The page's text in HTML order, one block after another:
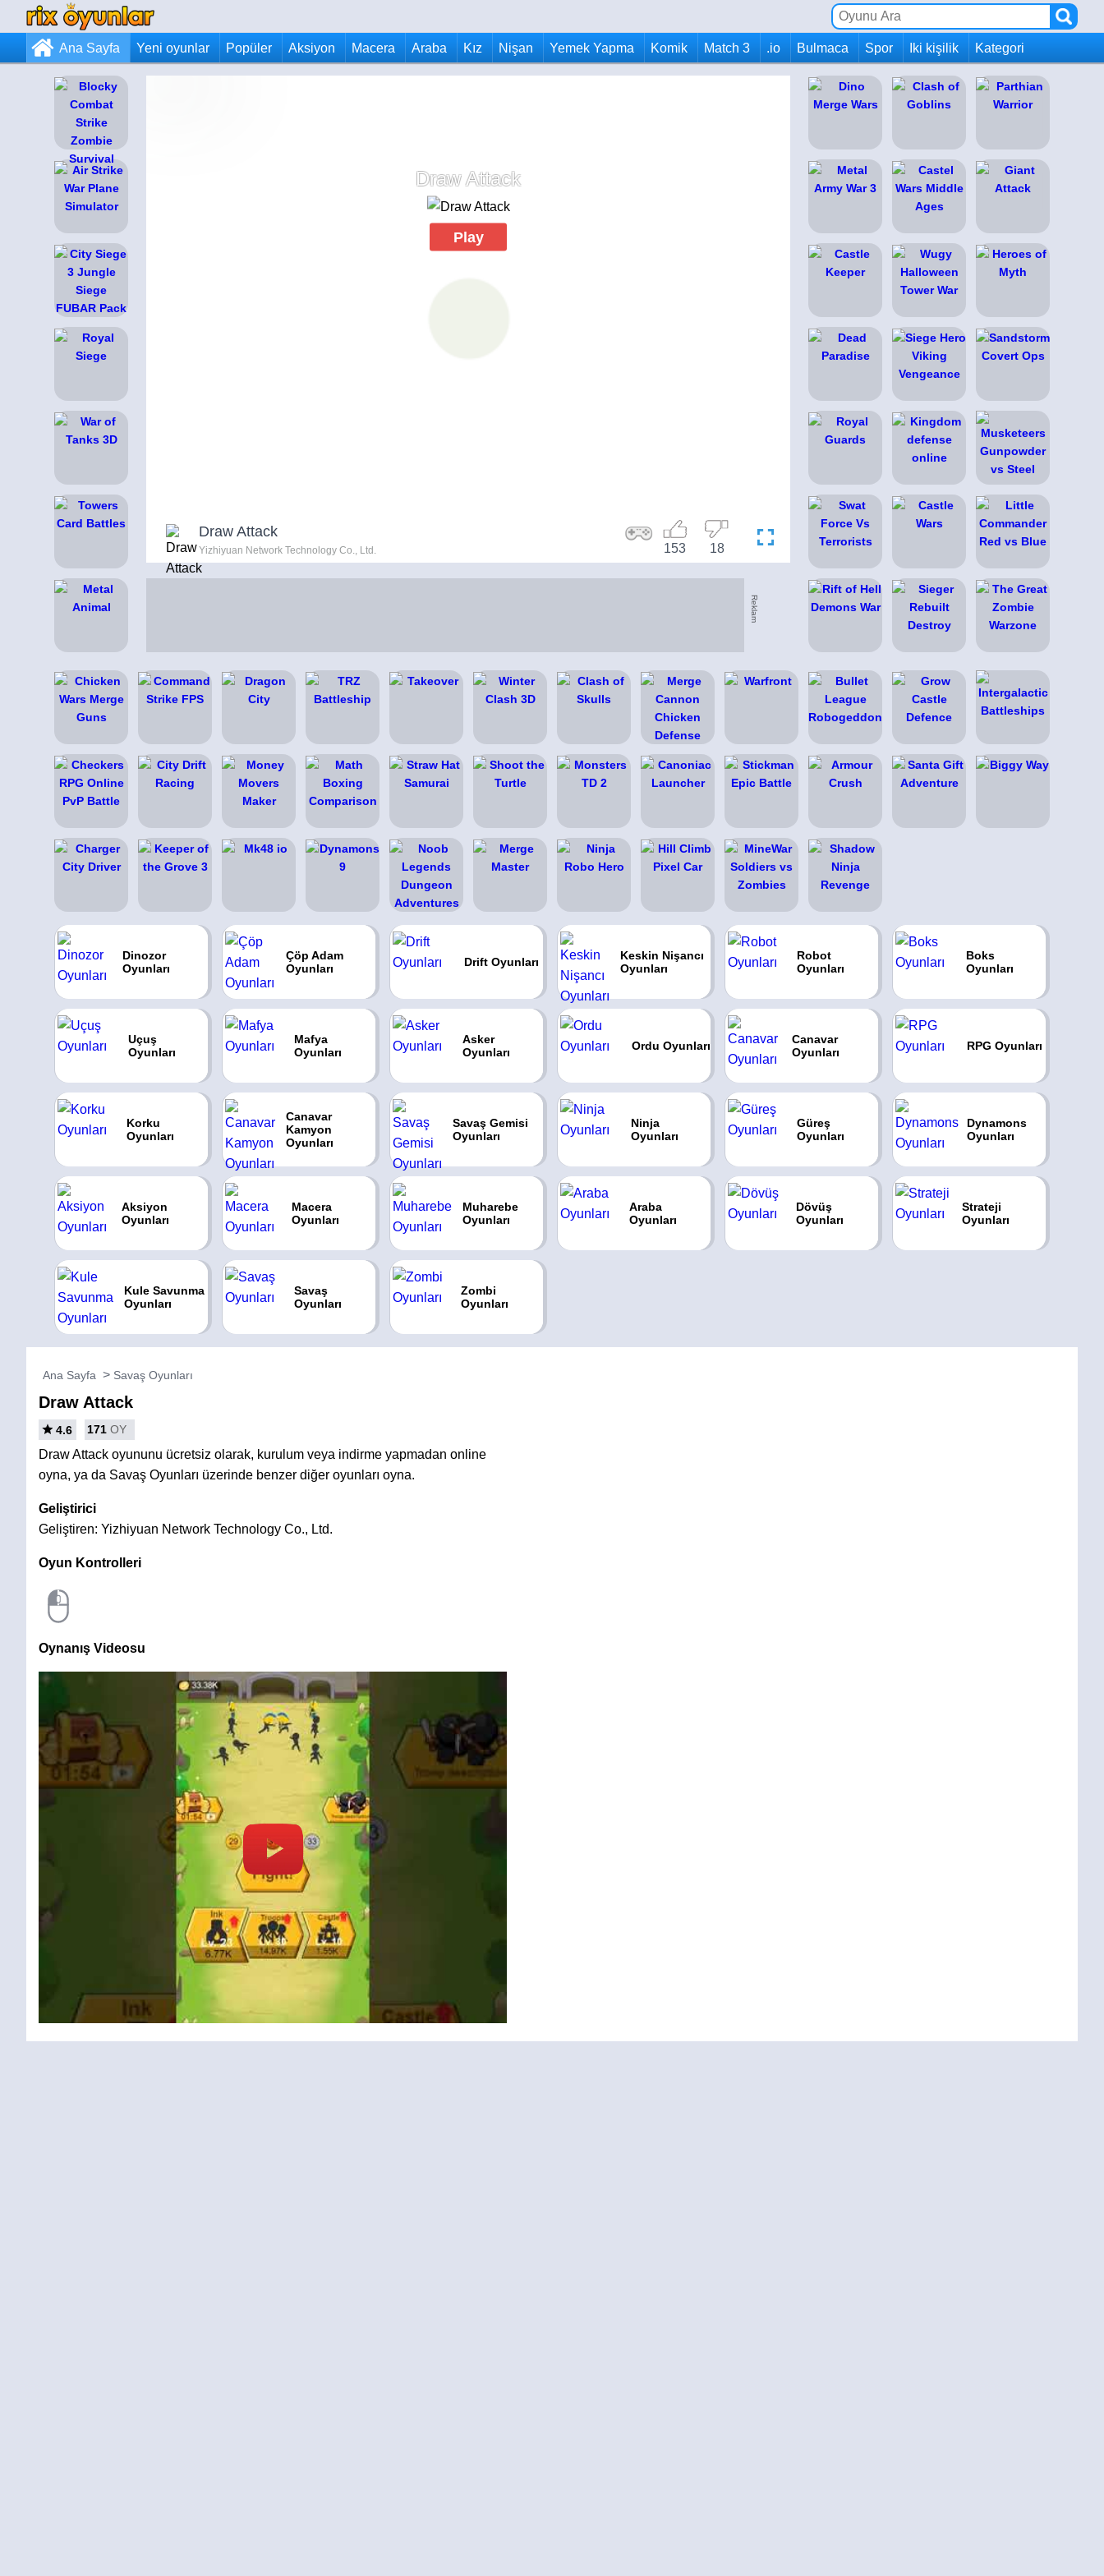
Ana Sayfa Yeni oyunlar Popüler Aksiyon Macera Araba Kız Nişan Yemek Yapma Komik Match 3 .io Bulmaca Spor Iki kişilik Kategori
Draw Attack
Play
Draw Attack
Yizhiyuan Network Technology Co., Ltd. 18
153
Reklam
Dinozor
Oyunları
Çöp Adam
Oyunları
Drift Oyunları
Keskin Nişancı
Oyunları
Robot
Oyunları
Boks
Oyunları
Uçuş
Oyunları
Mafya
Oyunları
Asker
Oyunları
Ordu Oyunları
Canavar
Oyunları
RPG Oyunları
Korku
Oyunları
Canavar
Kamyon
Oyunları
Savaş Gemisi
Oyunları
Ninja
Oyunları
Güreş
Oyunları
Dynamons
Oyunları
Aksiyon
Oyunları
Macera
Oyunları
Muharebe
Oyunları
Araba
Oyunları
Dövüş
Oyunları
Strateji
Oyunları
Kule Savunma
Oyunları
Savaş
Oyunları
Zombi
Oyunları
Ana Sayfa Savaş Oyunları
Draw Attack
4.6 171 OY
Draw Attack oyununu ücretsiz olarak, kurulum veya indirme yapmadan online
oyna, ya da Savaş Oyunları üzerinde benzer diğer oyunları oyna.
Geliştirici
Geliştiren: Yizhiyuan Network Technology Co., Ltd.
Oyun Kontrolleri
Oynanış Videosu